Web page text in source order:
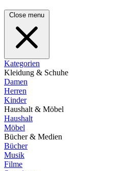
Close menu
Kategorien
Kleidung & Schuhe
Damen
Herren
Kinder
Haushalt & Möbel
Haushalt
Möbel
Bücher & Medien
Bücher
Musik
Filme